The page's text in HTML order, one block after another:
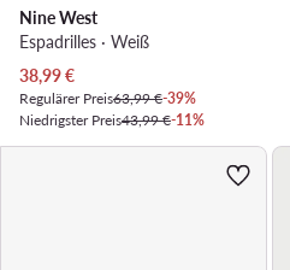
Nine West
Espadrilles · Weiß
Aktueller Preis
38,99€
Regulärer Preis63,99 €-39%
Niedrigster Preis43,99 €-11%